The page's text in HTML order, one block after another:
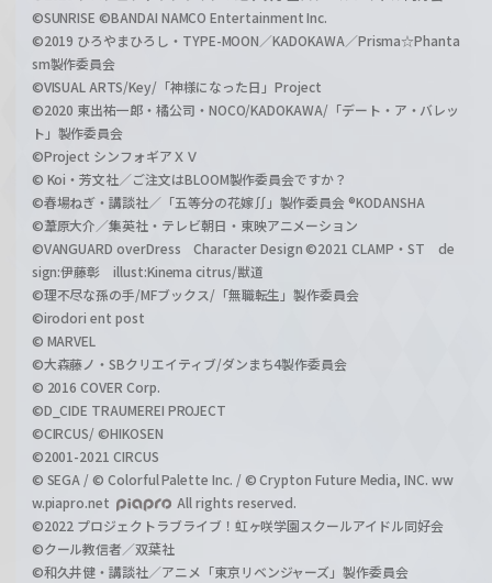
©SUNRISE ©BANDAI NAMCO Entertainment Inc.
©2019 ひろやまひろし・TYPE-MOON／KADOKAWA／Prisma☆Phanta
sm製作委員会
©VISUAL ARTS/Key/「神様になった日」Project
©2020 東出祐一郎・橘公司・NOCO/KADOKAWA/「デート・ア・バレッ
ト」製作委員会
©Project シンフォギアＸＶ
© Koi・芳文社／ご注文はBLOOM製作委員会ですか？
©春場ねぎ・講談社／「五等分の花嫁∬」製作委員会 ®KODANSHA
©葦原大介／集英社・テレビ朝日・東映アニメーション
©VANGUARD overDress Character Design ©2021 CLAMP・ST de
sign:伊藤彰 illust:Kinema citrus/獣道
©理不尽な孫の手/MFブックス/「無職転生」製作委員会
©irodori ent post
© MARVEL
©大森藤ノ・SBクリエイティブ/ダンまち4製作委員会
© 2016 COVER Corp.
©D_CIDE TRAUMEREI PROJECT
©CIRCUS/ ©HIKOSEN
©2001-2021 CIRCUS
© SEGA / © Colorful Palette Inc. / © Crypton Future Media, INC. ww
w.piapro.net
All rights reserved.
©2022 プロジェクトラブライブ！虹ヶ咲学園スクールアイドル同好会
©クール教信者／双葉社
©和久井健・講談社／アニメ「東京リベンジャーズ」製作委員会